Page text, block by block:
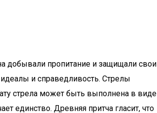
добывали пропитание и защищали свои
и справедливость. Стрелы
стрела может быть выполнена в виде
единство. Древняя притча гласит, что